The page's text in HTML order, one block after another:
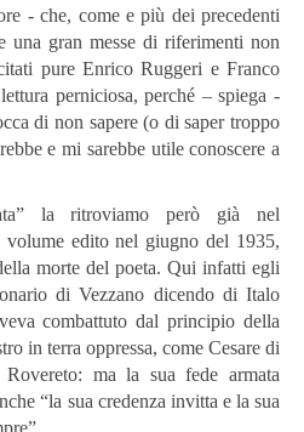
- che, come e più dei precedenti
una gran messe di riferimenti non
pure Enrico Ruggeri e Franco
perniciosa, perché – spiega -
di non sapere (o di saper troppo
e mi sarebbe utile conoscere a
la ritroviamo però già nel
volume edito nel giugno del 1935,
morte del poeta. Qui infatti egli
di Vezzano dicendo di Italo
combattuto dal principio della
in terra oppressa, come Cesare di
ma la sua fede armata
“la sua credenza invitta e la sua